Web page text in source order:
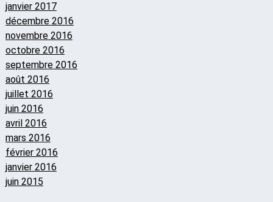
janvier 2017
décembre 2016
novembre 2016
octobre 2016
septembre 2016
août 2016
juillet 2016
juin 2016
avril 2016
mars 2016
février 2016
janvier 2016
juin 2015